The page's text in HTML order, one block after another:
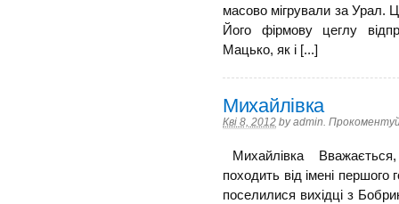
масово мігрували за Урал.
Його фірмову цеглу
Мацько, як і [...]
Михайлівка
Кві 8, 2012 byadmin.
Михайлівка Вважається,
походить від імені
поселилися вихідці з